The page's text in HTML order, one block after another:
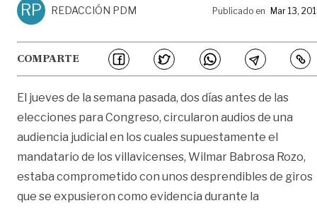
RP REDACCIÓN PDM Publicado en Mar 13,
COMPARTE
El jueves de la semana pasada, dos días antes de las
elecciones para Congreso, circularon audios de una
audiencia judicial en los cuales supuestamente el
mandatario de los villavicenses, Wilmar Babrosa Rozo,
estaba comprometido con unos desprendibles de giros
que se expusieron como evidencia durante la